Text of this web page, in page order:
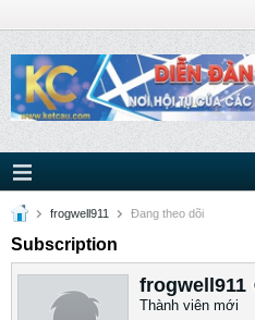
frogwell911 Ðang theo dõi
Subscription
frogwell911
Thành viên mới